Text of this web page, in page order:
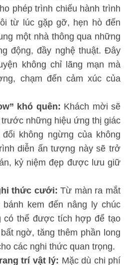
phép trình chiếu hành trình
từ lúc gặp gỡ, hẹn hò đến
một nhà thông qua những
động, đầy nghệ thuật. Đây
không chỉ lãng mạn mà
chạm đến cảm xúc của
khó quên: Khách mời sẽ
những hiệu ứng thị giác
không ngừng của không
diễn ấn tượng này sẽ trở
kỷ niệm đẹp được lưu giữ
thức cưới: Từ màn ra mắt
kem đến nâng ly chúc
có thể được tích hợp để tạo
ngờ, tăng thêm phần long
các nghi thức quan trọng.
trí vật lý: Mặc dù chi phí